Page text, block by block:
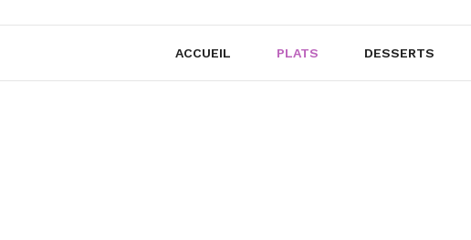
ACCUEIL PLATS DESSERTS